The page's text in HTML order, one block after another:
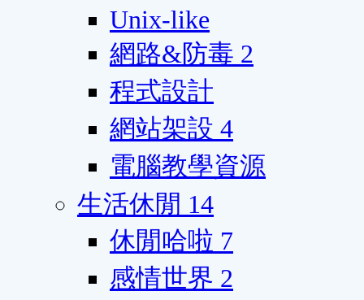
Unix-like
網路&防毒 2
程式設計
網站架設 4
電腦教學資源
生活休閒 14
休閒哈啦 7
感情世界 2